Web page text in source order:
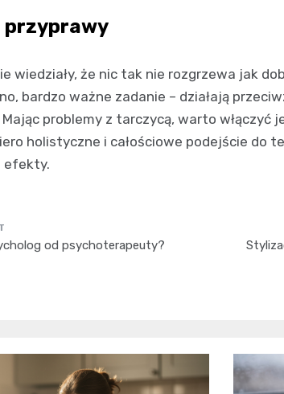
przyprawy
wiedziały, że nic tak nie rozgrzewa jak
bardzo ważne zadanie – działają
problemy z tarczycą, warto włączyć
holistyczne i całościowe podejście do
efekty.
od psychoterapeuty?